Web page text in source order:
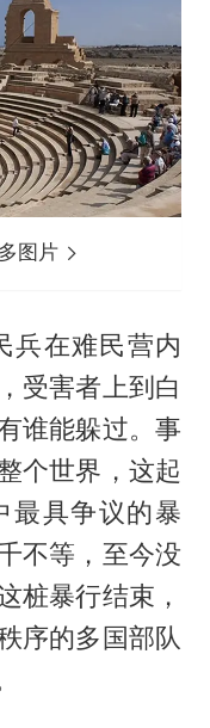
图片
兵在难民营内
受害者上到白
谁能躲过。事
个世界，这起
最具争议的暴
不等，至今没
桩暴行结束，
序的多国部队